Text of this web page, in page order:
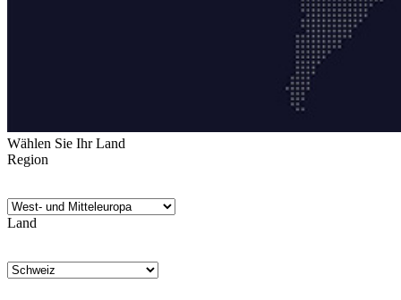
Wählen Sie Ihr Land
Region
Land